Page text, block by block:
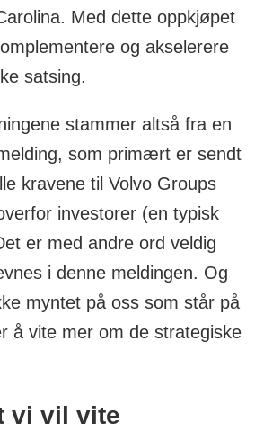
Med dette oppkjøpet
og akselerere
satsing.
stammer altså fra en
som primært er sendt
kravene til Volvo Groups
investorer (en typisk
er med andre ord veldig
i denne meldingen. Og
myntet på oss som står på
å vite mer om de strategiske
vi vil vite